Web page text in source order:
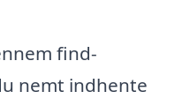
find-
nemt indhente